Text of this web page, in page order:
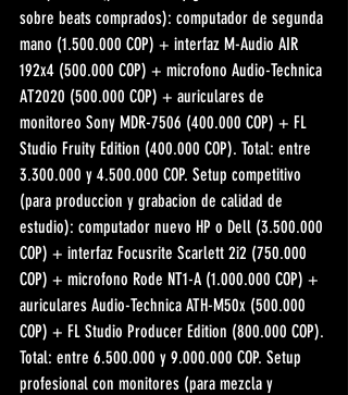
sobre beats comprados): computador de segunda
mano (1.500.000 COP) + interfaz M-Audio AIR
192x4 (500.000 COP) + microfono Audio-Technica
AT2020 (500.000 COP) + auriculares de
monitoreo Sony MDR-7506 (400.000 COP) + FL
Studio Fruity Edition (400.000 COP). Total: entre
3.300.000 y 4.500.000 COP. Setup competitivo
(para produccion y grabacion de calidad de
estudio): computador nuevo HP o Dell (3.500.000
COP) + interfaz Focusrite Scarlett 2i2 (750.000
COP) + microfono Rode NT1-A (1.000.000 COP) +
auriculares Audio-Technica ATH-M50x (500.000
COP) + FL Studio Producer Edition (800.000 COP).
Total: entre 6.500.000 y 9.000.000 COP. Setup
profesional con monitores (para mezcla y